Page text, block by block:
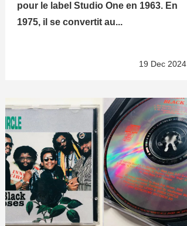
pour le label Studio One en 1963. En
1975, il se convertit au...
19 Dec 2024